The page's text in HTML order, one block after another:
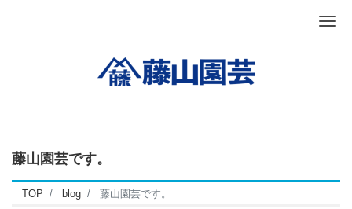
藤山園芸です。
TOP blog 藤山園芸です。